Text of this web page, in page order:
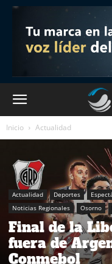
Inicio Actualidad
Actualidad Deportes
Noticias Regionales
Osorno
Final de la
fuera de
Conmebol